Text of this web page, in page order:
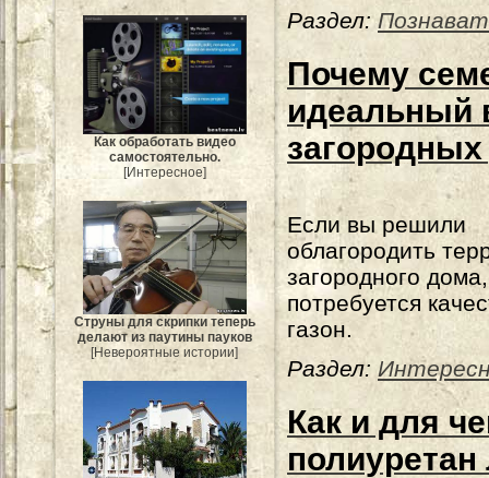
Как обработать видео
самостоятельно.
[Интересное]
Струны для скрипки теперь
делают из паутины пауков
[Невероятные истории]
Раздел:
Почему
идеальный
Если вы решили
облагородить
загородного
потребуется
газон.
Раздел:
Как и для
полиуретан